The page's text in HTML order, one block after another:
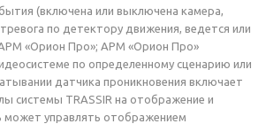
(включена или выключена камера,
по детектору движения, ведется или
АРМ «Орион Про»; АРМ «Орион Про»
по определенному сценарию или
датчика проникновения включает
системы TRASSIR на отображение и
может управлять отображением